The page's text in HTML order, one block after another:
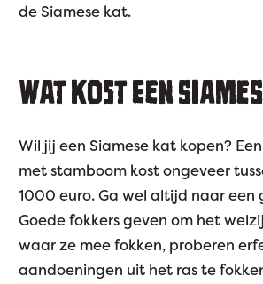
de Siamese kat.
WAT KOST EEN
Wil jij een Siamese kat kopen?
met stamboom kost ongeveer
1000 euro. Ga wel altijd naar een
Goede fokkers geven om het
waar ze mee fokken, proberen
aandoeningen uit het ras te